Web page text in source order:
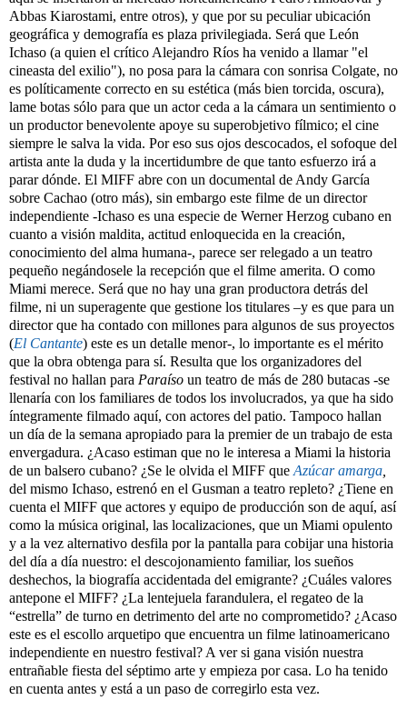
Abbas Kiarostami, entre otros), y que por su peculiar ubicación
geográfica y demografía es plaza privilegiada. Será que León
Ichaso (a quien el crítico Alejandro Ríos ha venido a llamar "el
cineasta del exilio"), no posa para la cámara con sonrisa Colgate, no
es políticamente correcto en su estética (más bien torcida, oscura),
lame botas sólo para que un actor ceda a la cámara un sentimiento o
un productor benevolente apoye su superobjetivo fílmico; el cine
siempre le salva la vida. Por eso sus ojos descocados, el sofoque del
artista ante la duda y la incertidumbre de que tanto esfuerzo irá a
parar dónde. El MIFF abre con un documental de Andy García
sobre Cachao (otro más), sin embargo este filme de un director
independiente -Ichaso es una especie de Werner Herzog cubano en
cuanto a visión maldita, actitud enloquecida en la creación,
conocimiento del alma humana-, parece ser relegado a un teatro
pequeño negándosele la recepción que el filme amerita. O como
Miami merece. Será que no hay una gran productora detrás del
filme, ni un superagente que gestione los titulares –y es que para un
director que ha contado con millones para algunos de sus proyectos
(El Cantante) este es un detalle menor-, lo importante es el mérito
que la obra obtenga para sí. Resulta que los organizadores del
festival no hallan para Paraíso un teatro de más de 280 butacas -se
llenaría con los familiares de todos los involucrados, ya que ha sido
íntegramente filmado aquí, con actores del patio. Tampoco hallan
un día de la semana apropiado para la premier de un trabajo de esta
envergadura. ¿Acaso estiman que no le interesa a Miami la historia
de un balsero cubano? ¿Se le olvida el MIFF que Azúcar amarga
del mismo Ichaso, estrenó en el Gusman a teatro repleto? ¿Tiene en
cuenta el MIFF que actores y equipo de producción son de aquí, así
como la música original, las localizaciones, que un Miami opulento
y a la vez alternativo desfila por la pantalla para cobijar una historia
del día a día nuestro: el descojonamiento familiar, los sueños
deshechos, la biografía accidentada del emigrante? ¿Cuáles valores
antepone el MIFF? ¿La lentejuela farandulera, el regateo de la
“estrella” de turno en detrimento del arte no comprometido? ¿Acaso
este es el escollo arquetipo que encuentra un filme latinoamericano
independiente en nuestro festival? A ver si gana visión nuestra
entrañable fiesta del séptimo arte y empieza por casa. Lo ha tenido
en cuenta antes y está a un paso de corregirlo esta vez.